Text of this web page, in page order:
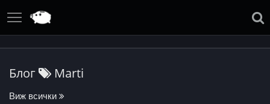
Блог Marti
Виж всички